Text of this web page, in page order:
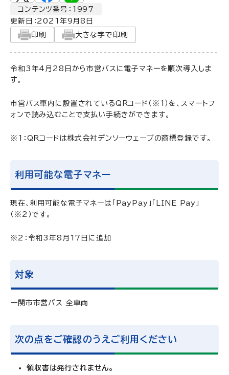
コンテンツ番号：1997
更新日： 2021年9月8日
印刷
大きな字で印刷
令和3年4月28日から市営バスに電子マネーを順次導入しま
す。
市営バス車内に設置されているQRコード（※1）を、スマートフ
ォンで読み込むことで支払い手続きができます。
※1：QRコードは株式会社デンソーウェーブの商標登録です。
利用可能な電子マネー
現在、利用可能な電子マネーは「PayPay」「LINE Pay」
（※2）です。
※2：令和3年8月17日に追加
対象
一関市市営バス 全車両
次の点をご確認のうえご利用ください
領収書は発行されません。